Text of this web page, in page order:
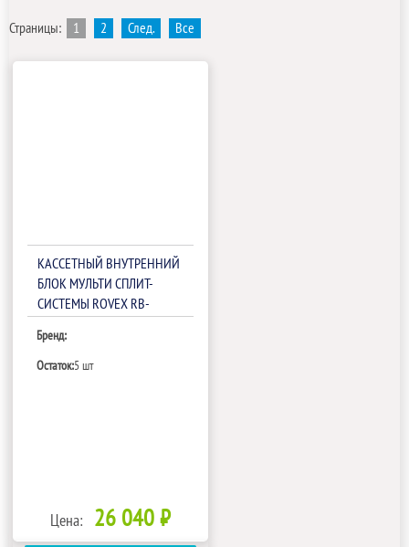
Страницы: 1 2 След. Все
КАССЕТНЫЙ ВНУТРЕННИЙ
БЛОК МУЛЬТИ СПЛИТ-
СИСТЕМЫ ROVEX RB-
M09/12/18IHA1-PANEL
Бренд:
Остаток:5 шт
Цена: 26 040 ₽